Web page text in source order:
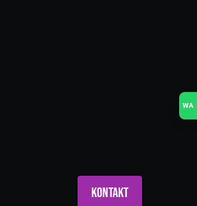
Kontakt
WA